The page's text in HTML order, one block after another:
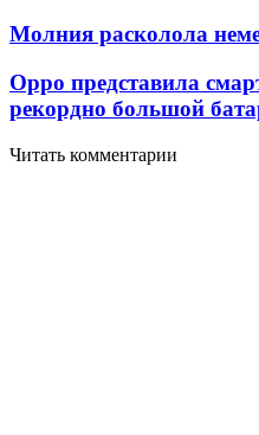
Молния расколола
Oppo представила
рекордно большой
Читать комментарии